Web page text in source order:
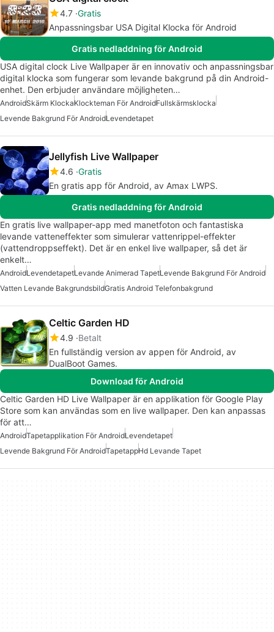
4.7 Gratis
Anpassningsbar USA Digital Klocka för Android
Gratis nedladdning för Android
USA digital clock Live Wallpaper är en innovativ och anpassningsbar
digital klocka som fungerar som levande bakgrund på din Android-
enhet. Den erbjuder användare möjligheten…
AndroidSkärm KlockaKlockteman För AndroidFullskärmsklocka
Levende Bakgrund För AndroidLevendetapet
Jellyfish Live Wallpaper
4.6 Gratis
En gratis app för Android, av Amax LWPS.
Gratis nedladdning för Android
En gratis live wallpaper-app med manetfoton och fantastiska
levande vatteneffekter som simulerar vattenrippel-effekter
(vattendroppseffekt). Det är en enkel live wallpaper, så det är
enkelt…
AndroidLevendetapetLevande Animerad TapetLevende Bakgrund För Android
Vatten Levande BakgrundsbildGratis Android Telefonbakgrund
Celtic Garden HD
4.9 Betalt
En fullständig version av appen för Android, av
DualBoot Games.
Download för Android
Celtic Garden HD Live Wallpaper är en applikation för Google Play
Store som kan användas som en live wallpaper. Den kan anpassas
för att…
AndroidTapetapplikation För AndroidLevendetapet
Levende Bakgrund För AndroidTapetappHd Levande Tapet